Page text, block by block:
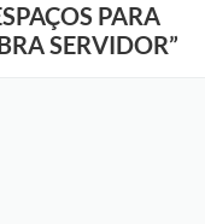
PARA
SERVIDOR”